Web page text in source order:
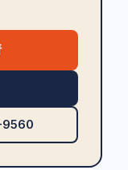
9560